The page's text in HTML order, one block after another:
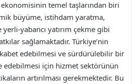
temel taşlarından biri
büyüme, istihdam yaratma,
yabancı yatırım çekme gibi
sağlamaktadır. Türkiye’nin
edebilmesi ve sürdürülebilir bir
edebilmesi için hizmet sektörünün
artırılması gerekmektedir. Bu